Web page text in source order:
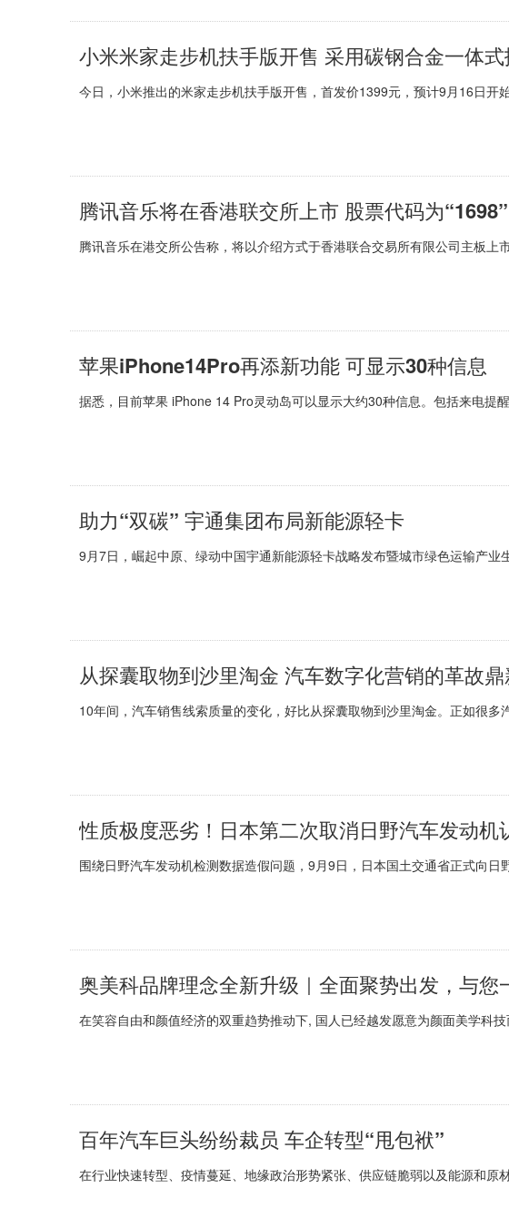
小米米家走步机扶手版开售 采用碳钢合金一体
今日，小米推出的米家走步机扶手版开售，首发价1399元，预计9月16日开
腾讯音乐将在香港联交所上市 股票代码为“1698”
腾讯音乐在港交所公告称，将以介绍方式于香港联合交易所有限公司主板上
苹果iPhone14Pro再添新功能 可显示30种信息
据悉，目前苹果 iPhone 14 Pro灵动岛可以显示大约30种信息。包括来电提
助力“双碳” 宇通集团布局新能源轻卡
9月7日，崛起中原、绿动中国宇通新能源轻卡战略发布暨城市绿色运输产业
从探囊取物到沙里淘金 汽车数字化营销的革故
10年间，汽车销售线索质量的变化，好比从探囊取物到沙里淘金。正如很多
性质极度恶劣！日本第二次取消日野汽车发动机
围绕日野汽车发动机检测数据造假问题，9月9日，日本国土交通省正式向日
奥美科品牌理念全新升级｜全面聚势出发，与您
在笑容自由和颜值经济的双重趋势推动下, 国人已经越发愿意为颜面美学科
百年汽车巨头纷纷裁员 车企转型“甩包袱”
在行业快速转型、疫情蔓延、地缘政治形势紧张、供应链脆弱以及能源和原